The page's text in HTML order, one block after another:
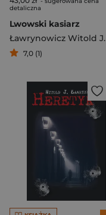
detaliczna
Lwowski kasiarz
Ławrynowicz Witold J.
7,0 (1)